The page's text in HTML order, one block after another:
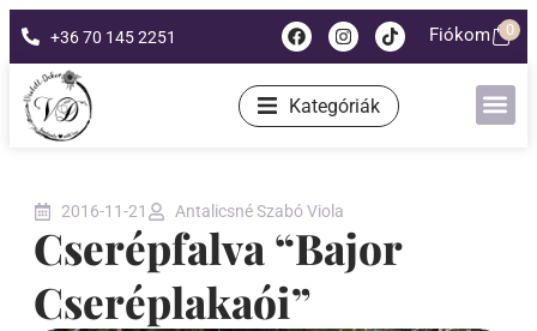
+36 70 145 2251 Fiókom 0
Kategóriák
2016-11-21 Antalicsné Szabó Viola
Cserépfalva “Bajor
Cseréplakaói”